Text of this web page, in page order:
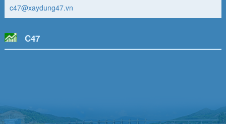
c47@xaydung47.vn
C47